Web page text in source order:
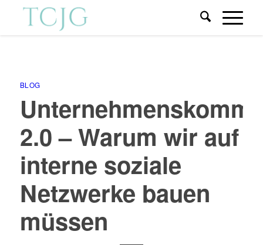
BLOG
2.0 – Warum wir auf
interne soziale
Netzwerke bauen
müssen